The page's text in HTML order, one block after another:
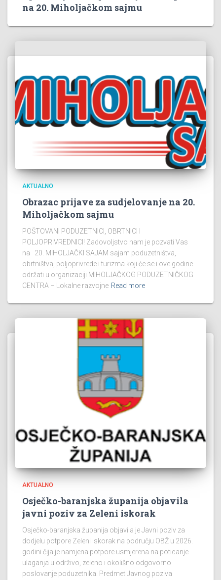
na 20. Miholjačkom sajmu
AKTUALNO
Obrazac prijave za sudjelovanje na 20.
Miholjačkom sajmu
POŠTOVANI PODUZETNICI, OBRTNICI I
POLJOPRIVREDNICI! Zadovoljstvo nam je pozvati Vas
na 20. MIHOLJAČKI SAJAM sajam poduzetništva,
obrtništva, poljoprivrede i turizma koji će se i ove godine
održati u organizaciji MIHOLJAČKOG PODUZETNIČKOG
CENTRA – Lokalne razvojne Read more
AKTUALNO
Osječko-baranjska županija objavila
javni poziv za Zeleni iskorak
Osječko-baranjska županija objavila je Javni poziv za
dodjelu potpore Zeleni iskorak na području OBŽ u 2026.
godini čija je namjena potpore usmjerena na poticanje
ulaganja u održivo, zeleno i okolišno odgovorno
poslovanje poduzetnika. Predmet Javnog poziva